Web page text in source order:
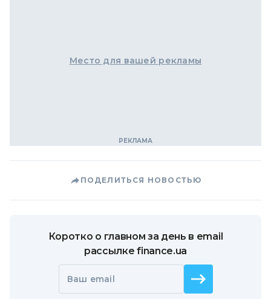
Место для вашей рекламы
ПОДЕЛИТЬСЯ НОВОСТЬЮ
Коротко о главном за день в email
рассылке finance.ua
Ваш email